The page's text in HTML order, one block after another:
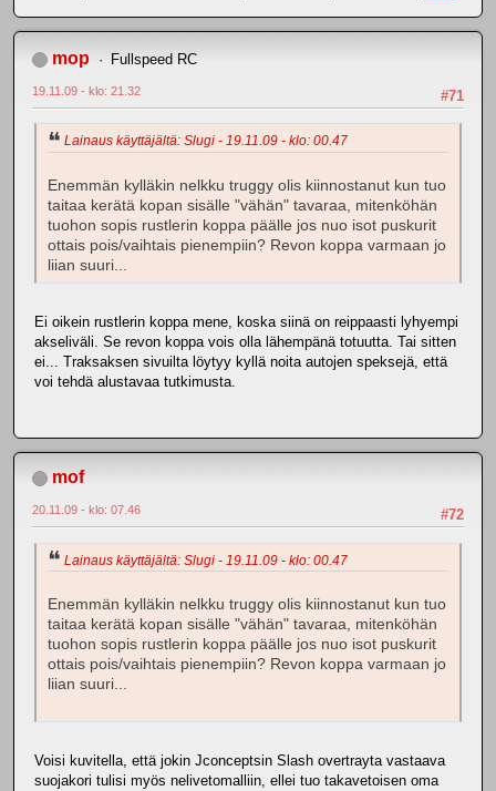
mop Fullspeed RC
#71
19.11.09 - klo: 21.32
Lainaus käyttäjältä: Slugi - 19.11.09 - klo: 00.47
Enemmän kylläkin nelkku truggy olis kiinnostanut kun tuo
taitaa kerätä kopan sisälle "vähän" tavaraa, mitenköhän
tuohon sopis rustlerin koppa päälle jos nuo isot puskurit
ottais pois/vaihtais pienempiin? Revon koppa varmaan jo
liian suuri...
Ei oikein rustlerin koppa mene, koska siinä on reippaasti lyhyempi
akseliväli. Se revon koppa vois olla lähempänä totuutta. Tai sitten
ei... Traksaksen sivuilta löytyy kyllä noita autojen speksejä, että
voi tehdä alustavaa tutkimusta.
mof
#72
20.11.09 - klo: 07.46
Lainaus käyttäjältä: Slugi - 19.11.09 - klo: 00.47
Enemmän kylläkin nelkku truggy olis kiinnostanut kun tuo
taitaa kerätä kopan sisälle "vähän" tavaraa, mitenköhän
tuohon sopis rustlerin koppa päälle jos nuo isot puskurit
ottais pois/vaihtais pienempiin? Revon koppa varmaan jo
liian suuri...
Voisi kuvitella, että jokin Jconceptsin Slash overtrayta vastaava
suojakori tulisi myös nelivetomalliin, ellei tuo takavetoisen oma